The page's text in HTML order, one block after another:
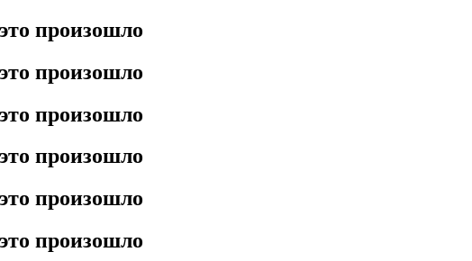
произошло
произошло
произошло
произошло
произошло
произошло